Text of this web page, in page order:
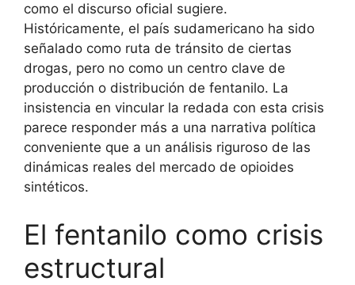
como el discurso oficial sugiere.
Históricamente, el país sudamericano ha sido
señalado como ruta de tránsito de ciertas
drogas, pero no como un centro clave de
producción o distribución de fentanilo. La
insistencia en vincular la redada con esta crisis
parece responder más a una narrativa política
conveniente que a un análisis riguroso de las
dinámicas reales del mercado de opioides
sintéticos.
El fentanilo como crisis
estructural